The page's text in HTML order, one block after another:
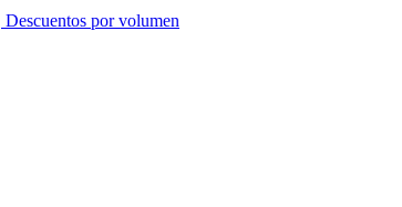
Descuentos por volumen